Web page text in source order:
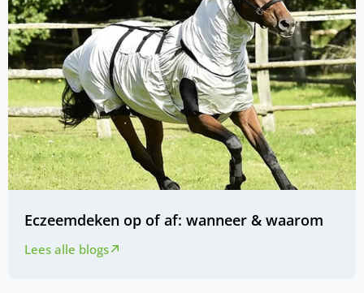
Eczeemdeken op of af: wanneer & waarom
Lees alle blogs